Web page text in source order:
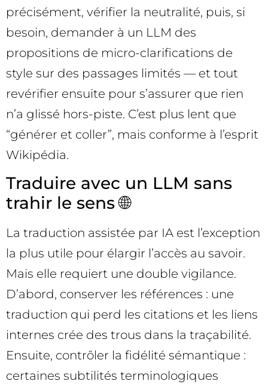
précisément, vérifier la neutralité, puis, si
besoin, demander à un LLM des
propositions de micro-clarifications de
style sur des passages limités — et tout
revérifier ensuite pour s’assurer que rien
n’a glissé hors-piste. C’est plus lent que
“générer et coller”, mais conforme à l’esprit
Wikipédia.
Traduire avec un LLM sans
trahir le sens 🌐
La traduction assistée par IA est l’exception
la plus utile pour élargir l’accès au savoir.
Mais elle requiert une double vigilance.
D’abord, conserver les références : une
traduction qui perd les citations et les liens
internes crée des trous dans la traçabilité.
Ensuite, contrôler la fidélité sémantique :
certaines subtilités terminologiques